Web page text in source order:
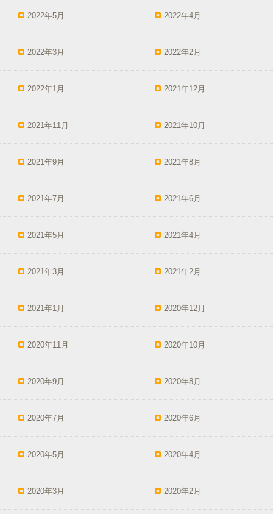
2022年5月 2022年4月
2022年3月 2022年2月
2022年1月 2021年12月
2021年11月 2021年10月
2021年9月 2021年8月
2021年7月 2021年6月
2021年5月 2021年4月
2021年3月 2021年2月
2021年1月 2020年12月
2020年11月 2020年10月
2020年9月 2020年8月
2020年7月 2020年6月
2020年5月 2020年4月
2020年3月 2020年2月